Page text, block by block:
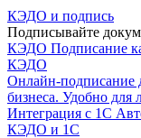
КЭДО и подпись
Подписывайте
КЭДО Подписание
КЭДО
Онлайн-подписание
бизнеса. Удобно для
Интеграция с 1С
КЭДО и 1С